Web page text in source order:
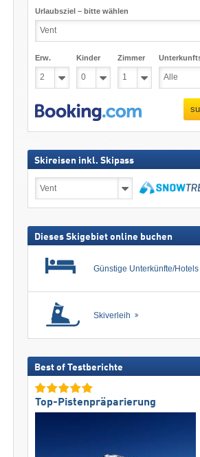
Urlaubsziel – bitte wählen
Erw. Kinder Zimmer
Skireisen inkl. Skipass
inkl.
Dieses Skigebiet online buchen
Günstige Unterkünfte/Hotels
Skiverleih
Best of Testberichte
Top-Pistenpräparierung